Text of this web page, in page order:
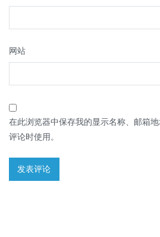
网站
在此浏览器中保存我的显示名称、邮箱
评论时使用。